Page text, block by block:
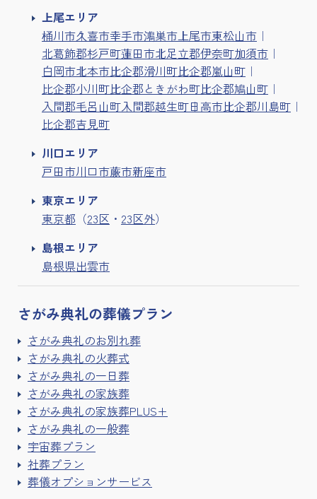
上尾エリア
桶川市久喜市幸手市鴻巣市 上尾市東松山市
北葛飾郡杉戸町蓮田市北足立郡伊奈町加須市
白岡市北本市比企郡滑川町比企郡嵐山町
比企郡小川町比企郡ときがわ町比企郡鳩山町
入間郡毛呂山町入間郡越生町日高市比企郡川島町
比企郡吉見町
川口エリア
戸田市川口市蕨市新座市
東京エリア
東京都 （23区 ・ 23区外）
島根エリア
島根県出雲市
さがみ典礼の葬儀プラン
さがみ典礼のお別れ葬
さがみ典礼の火葬式
さがみ典礼の一日葬
さがみ典礼の家族葬
さがみ典礼の家族葬PLUS+
さがみ典礼の一般葬
宇宙葬プラン
社葬プラン
葬儀オプションサービス